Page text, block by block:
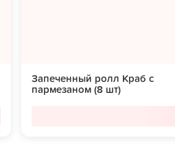
Запеченный ролл Краб с
пармезаном (8 шт)